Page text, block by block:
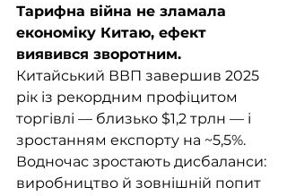
Тарифна війна не зламала
економіку Китаю, ефект
виявився зворотним.
Китайський ВВП завершив 2025
рік із рекордним профіцитом
торгівлі — близько $1,2 трлн — і
зростанням експорту на ~5,5%.
Водночас зростають дисбаланси:
виробництво й зовнішній попит